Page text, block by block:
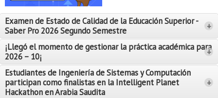
Examen de Estado de Calidad de la Educación Superior -
Saber Pro 2026 Segundo Semestre
+
¡Llegó el momento de gestionar la práctica académica para
2026 – 10¡
+
Estudiantes de Ingeniería de Sistemas y Computación
participan como finalistas en la Intelligent Planet
Hackathon en Arabia Saudita
+
Proyecto de grado
Reingreso
Reintegro
Retiro voluntario
Transferencia